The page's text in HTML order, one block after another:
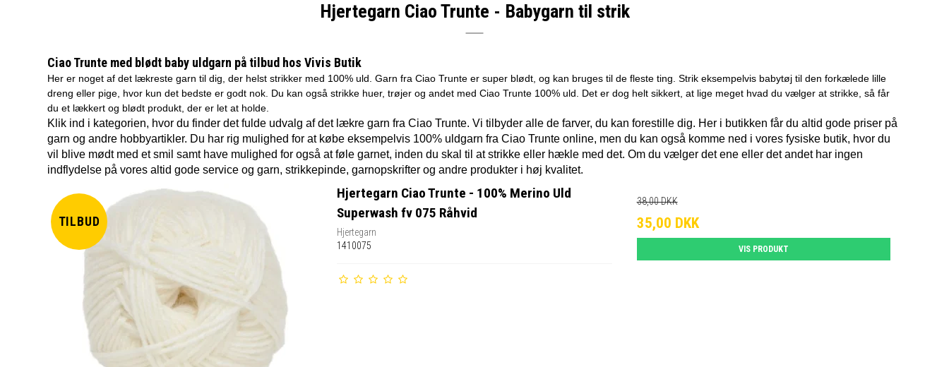
Hjertegarn Ciao Trunte - Babygarn til strik
Ciao Trunte med blødt baby uldgarn på tilbud hos Vivis Butik
Her er noget af det lækreste garn til dig, der helst strikker med 100% uld. Garn fra Ciao Trunte er super blødt, og kan bruges til de fleste ting. Strik eksempelvis babytøj til den forkælede lille
dreng eller pige, hvor kun det bedste er godt nok. Du kan også strikke huer, trøjer og andet med Ciao Trunte 100% uld. Det er dog helt sikkert, at lige meget hvad du vælger at strikke, så får
du et lækkert og blødt produkt, der er let at holde.
Klik ind i kategorien, hvor du finder det fulde udvalg af det lækre garn fra Ciao Trunte. Vi tilbyder alle de farver, du kan forestille dig. Her i butikken får du altid gode priser på
garn og andre hobbyartikler. Du har rig mulighed for at købe eksempelvis 100% uldgarn fra Ciao Trunte online, men du kan også komme ned i vores fysiske butik, hvor du
vil blive mødt med et smil samt have mulighed for også at føle garnet, inden du skal til at strikke eller hækle med det. Om du vælger det ene eller det andet har ingen
indflydelse på vores altid gode service og garn, strikkepinde, garnopskrifter og andre produkter i høj kvalitet.
TILBUD
Hjertegarn Ciao Trunte - 100% Merino Uld
Superwash fv 075 Råhvid
Hjertegarn
1410075
38,00 DKK
35,00 DKK
VIS PRODUKT